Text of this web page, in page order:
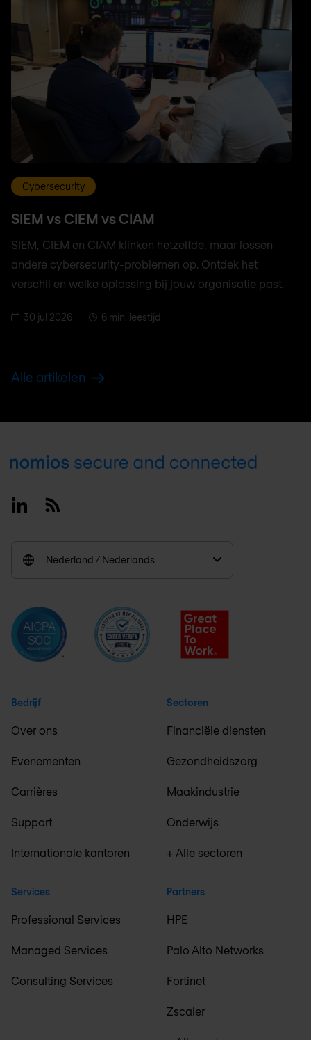
Cybersecurity
SIEM vs CIEM vs CIAM
SIEM, CIEM en CIAM klinken hetzelfde, maar lossen
andere cybersecurity-problemen op. Ontdek het
verschil en welke oplossing bij jouw organisatie past.
30 jul 2026 6 min. leestijd
Alle artikelen
Footer
LinkedinRSS
Nederland / Nederlands
Bedrijf
Over ons
Evenementen
Carrières
Support
Internationale kantoren
Services
Professional Services
Managed Services
Consulting Services
Sectoren
Financiële diensten
Gezondheidszorg
Maakindustrie
Onderwijs
+ Alle sectoren
Partners
HPE
Palo Alto Networks
Fortinet
Zscaler